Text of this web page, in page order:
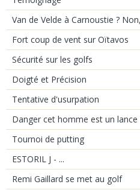
Van de Velde à Carnoustie ?
Fort coup de vent sur Oïtavos
Sécurité sur les golfs
Doigté et Précision
Tentative d'usurpation
Danger cet homme est un lance
Tournoi de putting
ESTORIL J - ...
Remi Gaillard se met au golf